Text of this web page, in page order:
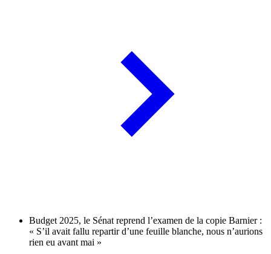
Budget 2025, le Sénat reprend l’examen de la copie Barnier :
« S’il avait fallu repartir d’une feuille blanche, nous n’aurions
rien eu avant mai »